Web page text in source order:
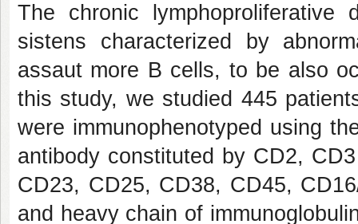
The chronic lymphoproliferative
sistens characterized by
assaut more B cells, to be also
this study, we studied 445
were immunophenotyped using
antibody constituted by CD2,
CD23, CD25, CD38, CD45,
and heavy chain of